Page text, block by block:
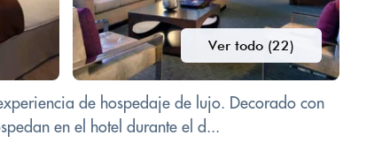
Ver todo (22)
de hospedaje de lujo. Decorado con
en el hotel durante el d...